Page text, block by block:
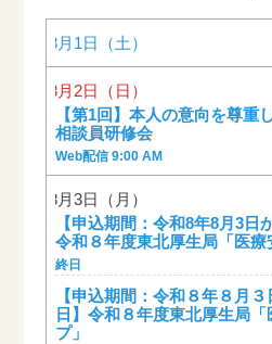
年8月1日（土）
年8月2日（日）
【第1回】本人の意向を尊重
相談員研修会
Web配信 9:00 AM
年8月3日（月）
【申込期間：令和8年8月3日
令和８年度東北厚生局「医療
終日
【申込期間：令和８年８月
日】令和８年度東北厚生局
プ」